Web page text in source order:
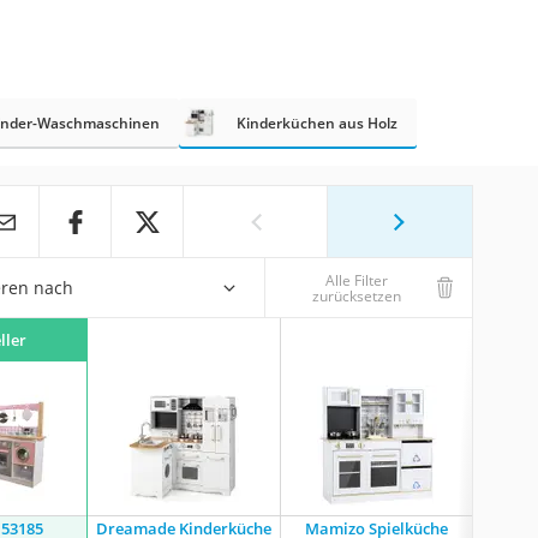
Waschmaschinen Kinderküchen aus Holz
nach Alle Filter
zurücksetzen
Dreamade Kinderküche Mamizo Spielküche